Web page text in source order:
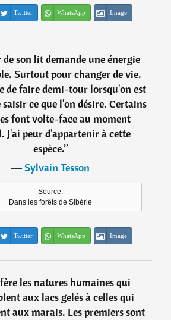
Twitter WhatsApp Image
de son lit demande une énergie
Surtout pour changer de vie.
de faire demi-tour lorsqu'on est
saisir ce que l'on désire. Certains
font volte-face au moment
J'ai peur d'appartenir à cette
espèce.”
―Sylvain Tesson
Source:
Dans les forêts de Sibérie
Twitter WhatsApp Image
les natures humaines qui
aux lacs gelés à celles qui
aux marais. Les premiers sont